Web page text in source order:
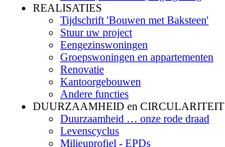
REALISATIES
Tijdschrift 'Bouwen met Baksteen'
Stuur uw project
Eengezinswoningen
Groepswoningen en appartementen
Renovatie
Kantoorgebouwen
Andere functies
DUURZAAMHEID en CIRCULARITEIT
Duurzaamheid … onze rode draad
Levenscyclus
Milieuprofiel - EPDs